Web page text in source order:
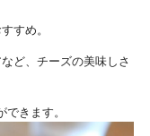
すめ。
ど、チーズの美味しさ
きます。